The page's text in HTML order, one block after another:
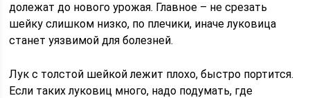
долежат до нового урожая. Главное – не срезать
шейку слишком низко, по плечики, иначе луковица
станет уязвимой для болезней.
Лук с толстой шейкой лежит плохо, быстро портится.
Если таких луковиц много, надо подумать, где